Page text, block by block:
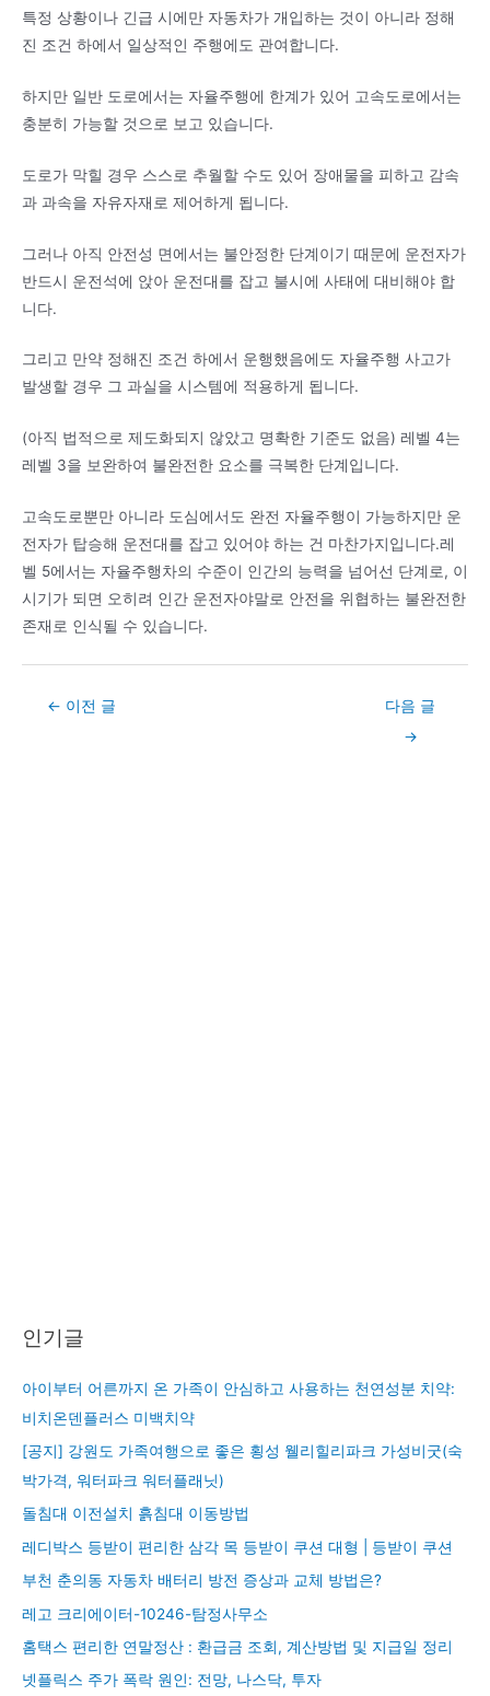
특정 상황이나 긴급 시에만 자동차가 개입하는 것이 아니라 정해
진 조건 하에서 일상적인 주행에도 관여합니다.
하지만 일반 도로에서는 자율주행에 한계가 있어 고속도로에서는
충분히 가능할 것으로 보고 있습니다.
도로가 막힐 경우 스스로 추월할 수도 있어 장애물을 피하고 감속
과 과속을 자유자재로 제어하게 됩니다.
그러나 아직 안전성 면에서는 불안정한 단계이기 때문에 운전자가
반드시 운전석에 앉아 운전대를 잡고 불시에 사태에 대비해야 합
니다.
그리고 만약 정해진 조건 하에서 운행했음에도 자율주행 사고가
발생할 경우 그 과실을 시스템에 적용하게 됩니다.
(아직 법적으로 제도화되지 않았고 명확한 기준도 없음) 레벨 4는
레벨 3을 보완하여 불완전한 요소를 극복한 단계입니다.
고속도로뿐만 아니라 도심에서도 완전 자율주행이 가능하지만 운
전자가 탑승해 운전대를 잡고 있어야 하는 건 마찬가지입니다.레
벨 5에서는 자율주행차의 수준이 인간의 능력을 넘어선 단계로, 이
시기가 되면 오히려 인간 운전자야말로 안전을 위협하는 불완전한
존재로 인식될 수 있습니다.
Post← 이전 글
다음 글
→
인기글
아이부터 어른까지 온 가족이 안심하고 사용하는 천연성분 치약:
비치온덴플러스 미백치약
[공지] 강원도 가족여행으로 좋은 횡성 웰리힐리파크 가성비굿(숙
박가격, 워터파크 워터플래닛)
돌침대 이전설치 흙침대 이동방법
레디박스 등받이 편리한 삼각 목 등받이 쿠션 대형 | 등받이 쿠션
부천 춘의동 자동차 배터리 방전 증상과 교체 방법은?
레고 크리에이터-10246-탐정사무소
홈택스 편리한 연말정산 : 환급금 조회, 계산방법 및 지급일 정리
넷플릭스 주가 폭락 원인: 전망, 나스닥, 투자